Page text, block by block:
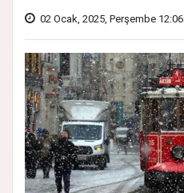
02 Ocak, 2025, Perşembe 12:06